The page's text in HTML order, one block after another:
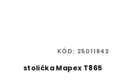
stolička Mapex T865
KÓD: 25011843